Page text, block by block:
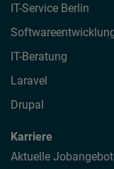
IT-Service Berlin
IT-Beratung
Laravel
Drupal
Karriere
Aktuelle